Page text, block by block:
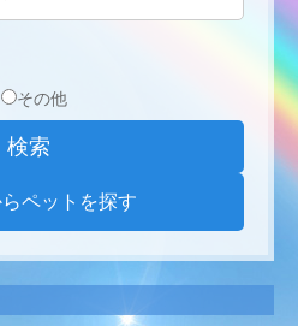
その他
ペットを探す